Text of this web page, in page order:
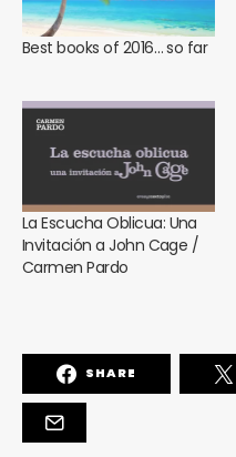
Best books of 2016… so far
La Escucha Oblicua: Una
Invitación a John Cage /
Carmen Pardo
SHARE